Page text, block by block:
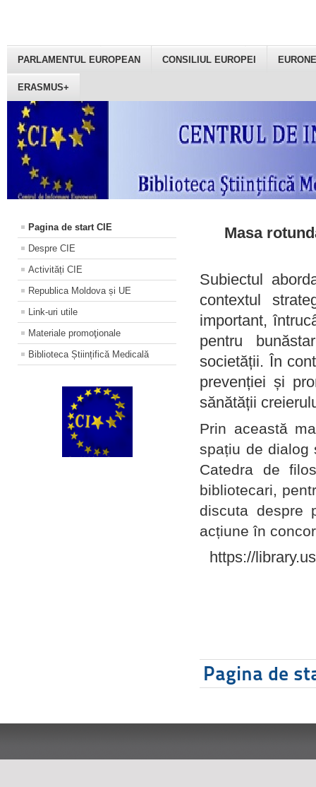
PARLAMENTUL EUROPEAN CONSILIUL EUROPEI
ERASMUS+
Pagina de start CIE
Despre CIE
Activități CIE
Republica Moldova și UE
Link-uri utile
Materiale promoţionale
Biblioteca Științifică Medicală
Masa
Subiectul
contextul
important,
pentru
societății. În
prevenției și
sănătății
Prin această
spațiu de dialog
Catedra de
bibliotecari,
discuta despre
acțiune în
https://
Pagina de